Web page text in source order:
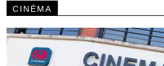
CINÉMA